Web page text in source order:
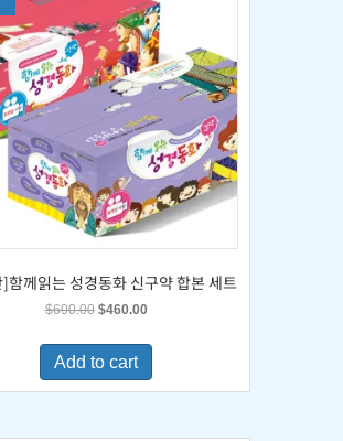
함께읽는 성경동화 신구약 합본 세트
$600.00 Original
was:
$600.00.
$460.00Current
is:
Add to cart